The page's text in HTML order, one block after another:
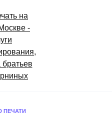
ПЕЧАТИ